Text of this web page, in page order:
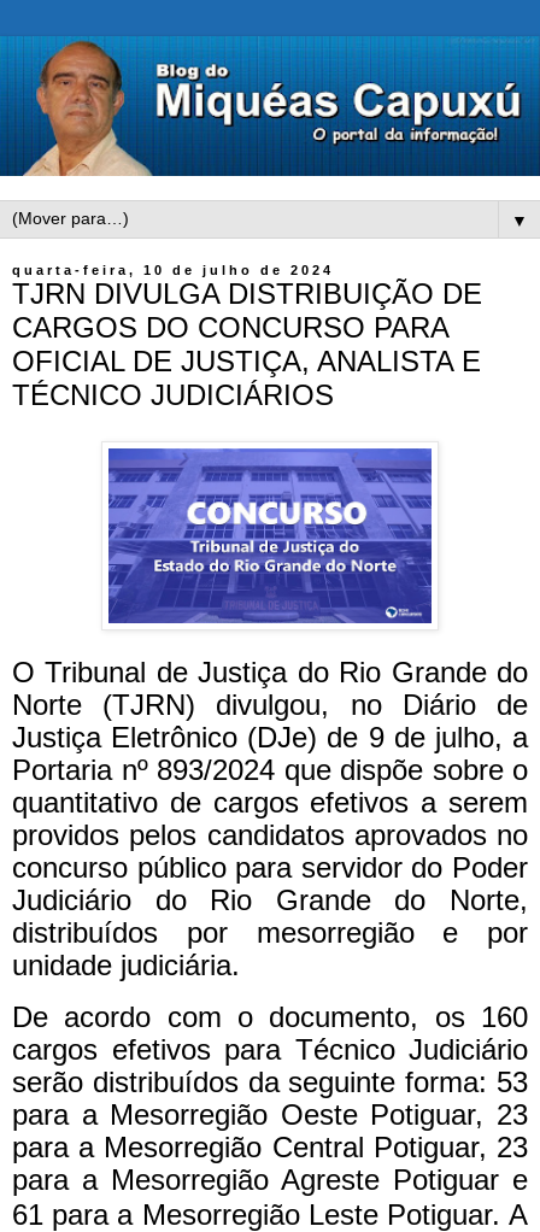
▼
quarta-feira, 10 de julho de 2024
TJRN DIVULGA DISTRIBUIÇÃO DE
CARGOS DO CONCURSO PARA
OFICIAL DE JUSTIÇA, ANALISTA E
TÉCNICO JUDICIÁRIOS
O Tribunal de Justiça do Rio Grande do
Norte (TJRN) divulgou, no Diário de
Justiça Eletrônico (DJe) de 9 de julho, a
Portaria nº 893/2024 que dispõe sobre o
quantitativo de cargos efetivos a serem
providos pelos candidatos aprovados no
concurso público para servidor do Poder
Judiciário do Rio Grande do Norte,
distribuídos por mesorregião e por
unidade judiciária.
De acordo com o documento, os 160
cargos efetivos para Técnico Judiciário
serão distribuídos da seguinte forma: 53
para a Mesorregião Oeste Potiguar, 23
para a Mesorregião Central Potiguar, 23
para a Mesorregião Agreste Potiguar e
61 para a Mesorregião Leste Potiguar. A